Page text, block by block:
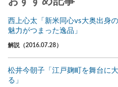
西上心太「新米同心vs大奥出身
魅力がつまった逸品」
解説（2016.07.28）
松井今朝子「江戸麹町を舞台に
る」